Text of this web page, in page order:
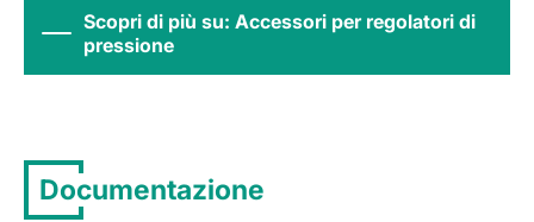
Scopri di più su: Accessori per regolatori di
pressione
Documentazione